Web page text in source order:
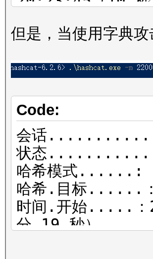
36 秒）
2025.txt），右侧
速度.#1......:
环:1024
速度.#2......:
环:1024
速度.#3......:
环:1024
但是，当使用字典
Code:
会话............
状态............
哈希模式......:
哈希.目标......
时间.开始.....：
分 19 秒）